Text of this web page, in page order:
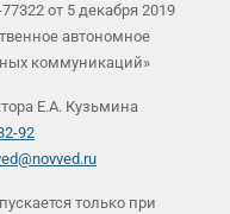
от 5 декабря 2019
автономное
коммуникаций»
Е.А. Кузьмина
92
только при